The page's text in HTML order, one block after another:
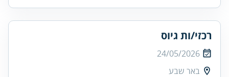
רכזי/ות גיוס
24/05/2026
באר שבע